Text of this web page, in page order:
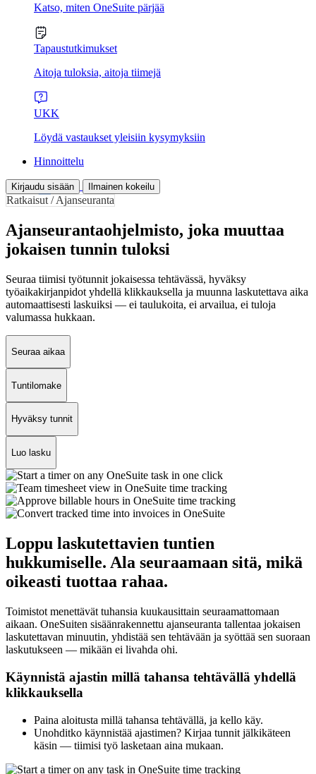
Katso, miten OneSuite pärjää
Tapaustutkimukset
Aitoja tuloksia, aitoja tiimejä
UKK
Löydä vastaukset yleisiin kysymyksiin
Hinnoittelu
Kirjaudu sisään Ilmainen kokeilu
Ratkaisut / Ajanseuranta
Ajanseurantaohjelmisto, joka muuttaa
jokaisen tunnin tuloksi
Seuraa tiimisi työtunnit jokaisessa tehtävässä, hyväksy
työaikakirjanpidot yhdellä klikkauksella ja muunna laskutettava aika
automaattisesti laskuiksi — ei taulukoita, ei arvailua, ei tuloja
valumassa hukkaan.
Seuraa aikaa
Tuntilomake
Hyväksy tunnit
Luo lasku
Loppu laskutettavien tuntien
hukkumiselle. Ala seuraamaan sitä, mikä
oikeasti tuottaa rahaa.
Toimistot menettävät tuhansia kuukausittain seuraamattomaan
aikaan. OneSuiten sisäänrakennettu ajanseuranta tallentaa jokaisen
laskutettavan minuutin, yhdistää sen tehtävään ja syöttää sen suoraan
laskutukseen — mikään ei livahda ohi.
Käynnistä ajastin millä tahansa tehtävällä yhdellä
klikkauksella
Paina aloitusta millä tahansa tehtävällä, ja kello käy.
Unohditko käynnistää ajastimen? Kirjaa tunnit jälkikäteen
käsin — tiimisi työ lasketaan aina mukaan.